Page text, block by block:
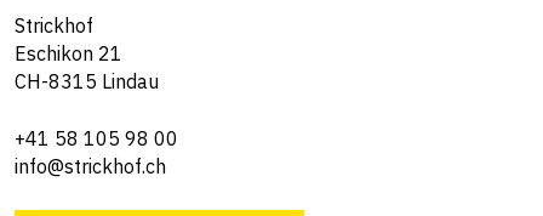
Strickhof
Eschikon 21
CH-8315 Lindau
+41 58 105 98 00
info@strickhof.ch